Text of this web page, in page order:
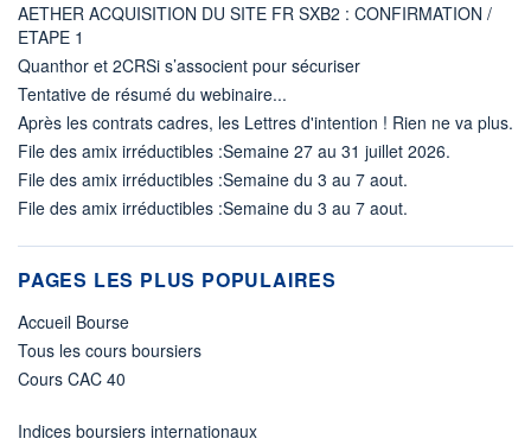
AETHER ACQUISITION DU SITE FR SXB2 : CONFIRMATION /
ETAPE 1
Quanthor et 2CRSi s’associent pour sécuriser
Tentative de résumé du webinaire...
Après les contrats cadres, les Lettres d'intention ! Rien ne va plus.
File des amix irréductibles :Semaine 27 au 31 juillet 2026.
File des amix irréductibles :Semaine du 3 au 7 aout.
File des amix irréductibles :Semaine du 3 au 7 aout.
PAGES LES PLUS POPULAIRES
Accueil Bourse
Tous les cours boursiers
Cours CAC 40
Indices boursiers internationaux